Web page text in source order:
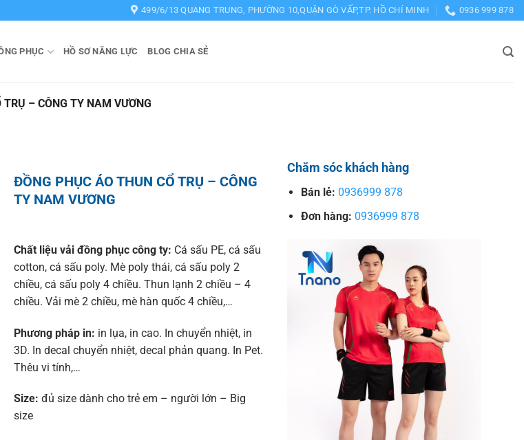
499/6/13 QUANG TRUNG, PHƯỜNG 10,QUẬN GÒ VẤP,TP. HỒ CHÍ MINH 0936 999 878
PHỤC HỒ SƠ NĂNG LỰC BLOG CHIA SẺ
– CÔNG TY NAM VƯƠNG
ĐỒNG PHỤC ÁO THUN CỔ TRỤ – CÔNG
TY NAM VƯƠNG
Chất liệu vải đồng phục công ty: Cá sấu PE, cá sấu
cotton, cá sấu poly. Mè poly thái, cá sấu poly 2
chiều, cá sấu poly 4 chiều. Thun lạnh 2 chiều – 4
chiều. Vải mè 2 chiều, mè hàn quốc 4 chiều,…
Phương pháp in: in lụa, in cao. In chuyển nhiệt, in
3D. In decal chuyển nhiệt, decal phản quang. In Pet.
Thêu vi tính,…
Size: đủ size dành cho trẻ em – người lớn – Big
size
Chăm sóc khách hàng
Bán lẻ: 0936999 878
Đơn hàng: 0936999 878